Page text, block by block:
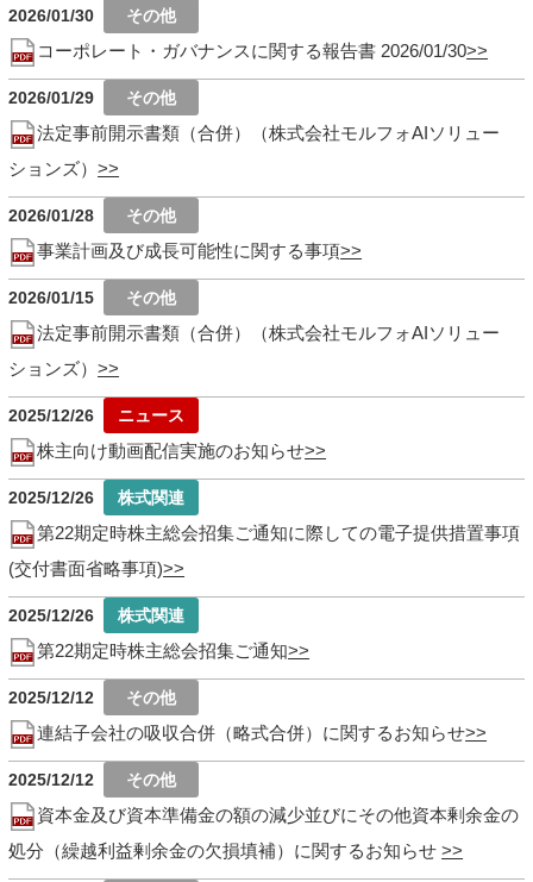
2026/01/30
コーポレート・ガバナンスに関する報告書 2026/01/30
2026/01/29
法定事前開示書類（合併）（株式会社モルフォAIソリュー
ションズ）
2026/01/28
事業計画及び成長可能性に関する事項
2026/01/15
法定事前開示書類（合併）（株式会社モルフォAIソリュー
ションズ）
2025/12/26
株主向け動画配信実施のお知らせ
2025/12/26
第22期定時株主総会招集ご通知に際しての電子提供措置事項
(交付書面省略事項)
2025/12/26
第22期定時株主総会招集ご通知
2025/12/12
連結子会社の吸収合併（略式合併）に関するお知らせ
2025/12/12
資本金及び資本準備金の額の減少並びにその他資本剰余金の
処分（繰越利益剰余金の欠損填補）に関するお知らせ